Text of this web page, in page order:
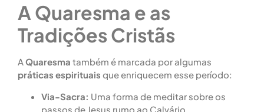
A Quaresma e as
Tradições Cristãs
AQuaresma também é marcada por algumas
práticas espirituais que enriquecem esse período:
Via-Sacra: Uma forma de meditar sobre os
passos de Jesus rumo ao Calvário.